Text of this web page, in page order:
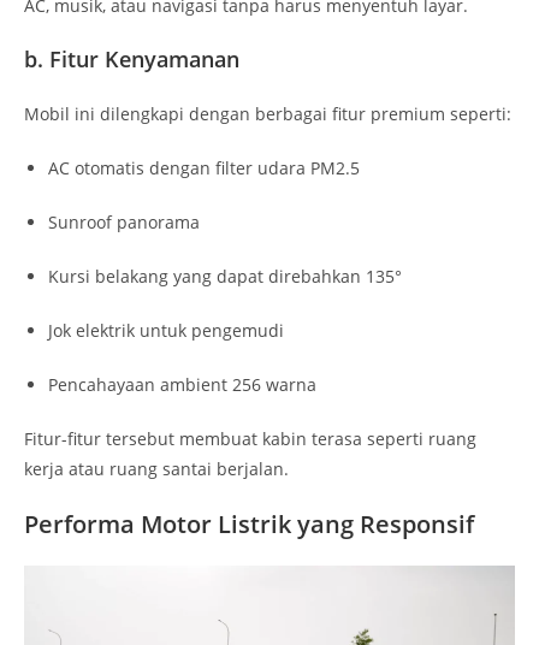
AC, musik, atau navigasi tanpa harus menyentuh layar.
b. Fitur Kenyamanan
Mobil ini dilengkapi dengan berbagai fitur premium seperti:
AC otomatis dengan filter udara PM2.5
Sunroof panorama
Kursi belakang yang dapat direbahkan 135°
Jok elektrik untuk pengemudi
Pencahayaan ambient 256 warna
Fitur-fitur tersebut membuat kabin terasa seperti ruang
kerja atau ruang santai berjalan.
Performa Motor Listrik yang Responsif